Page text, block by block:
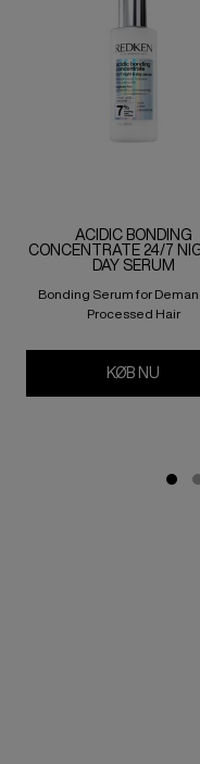
RESTORE LEAVE-IN
ACIDIC BONDING
CONCENTRATE 24/7
DAY SERUM
Bonding Serum for
Processed Hair
KØB NU